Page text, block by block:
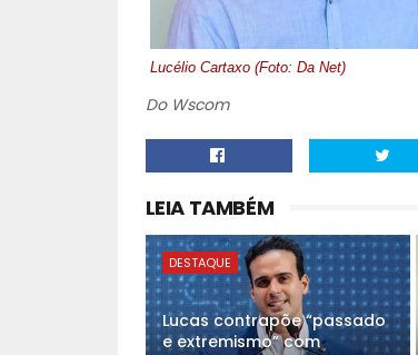
Lucélio Cartaxo (Foto: Da Net)
Do Wscom
LEIA TAMBÉM
DESTAQUE
Lucas contrapõe “passado
e extremismo” com